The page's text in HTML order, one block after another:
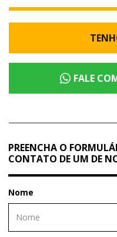
FALE
PREENCHA O
CONTATO DE UM DE
Nome